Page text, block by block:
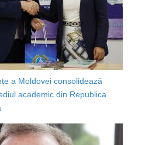
a Moldovei consolidează
academic din Republica